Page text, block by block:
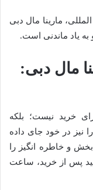
مارینا مال دبی
یاد ماندنی است.
مال دبی:
خرید نیست؛ بلکه
نیز در خود جای داده
و خاطره انگیز را
پس از خرید، ساعت